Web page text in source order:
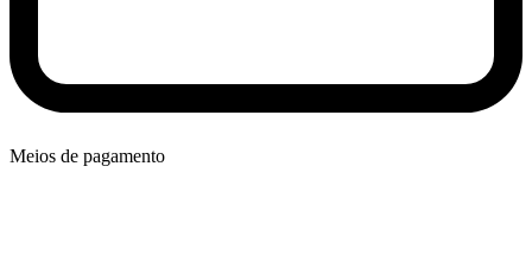
Meios de pagamento